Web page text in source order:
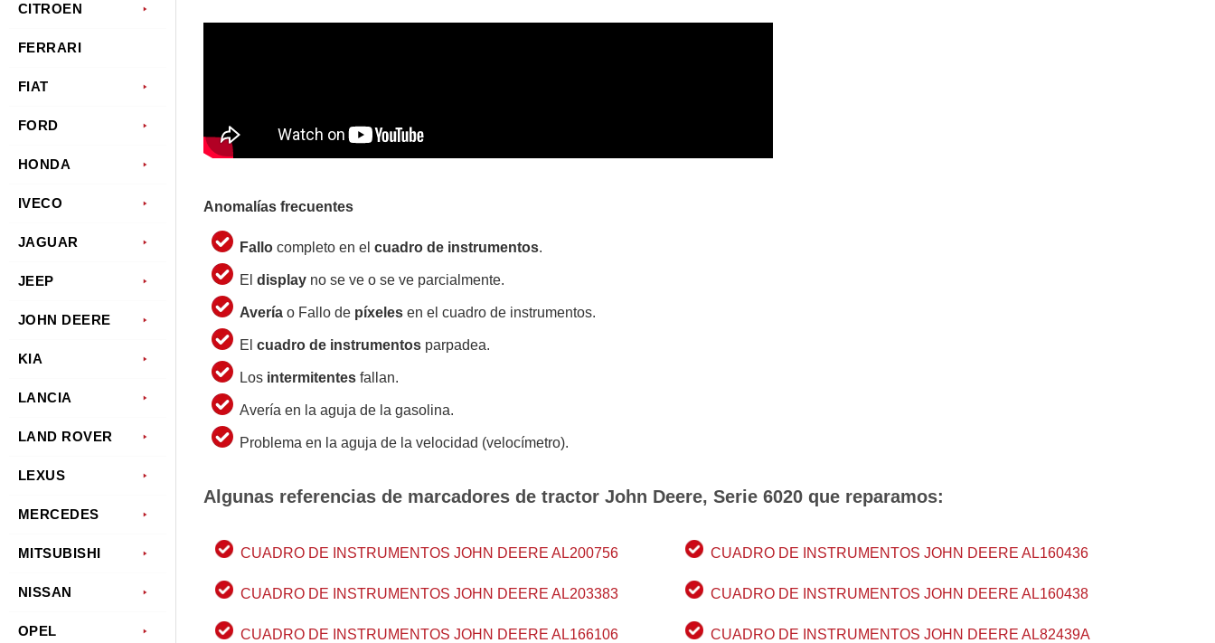
CITROEN
FERRARI
FIAT
FORD
HONDA
IVECO
JAGUAR
JEEP
JOHN DEERE
KIA
LANCIA
LAND ROVER
LEXUS
MERCEDES
MITSUBISHI
NISSAN
OPEL
Anomalías frecuentes
Fallo completo en el cuadro de instrumentos.
El display no se ve o se ve parcialmente.
Avería o Fallo de píxeles en el cuadro de instrumentos.
El cuadro de instrumentos parpadea.
Los intermitentes fallan.
Avería en la aguja de la gasolina.
Problema en la aguja de la velocidad (velocímetro).
Algunas referencias de marcadores de tractor John Deere, Serie 6020 que reparamos:
CUADRO DE INSTRUMENTOS JOHN DEERE AL200756 CUADRO DE INSTRUMENTOS JOHN DEERE AL160436
CUADRO DE INSTRUMENTOS JOHN DEERE AL203383 CUADRO DE INSTRUMENTOS JOHN DEERE AL160438
CUADRO DE INSTRUMENTOS JOHN DEERE AL166106 CUADRO DE INSTRUMENTOS JOHN DEERE AL82439A